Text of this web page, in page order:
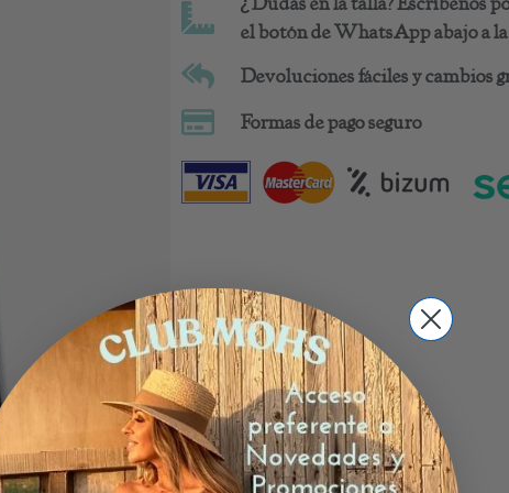
el botón de WhatsApp abajo a la
Devoluciones fáciles y cambios
Formas de pago seguro